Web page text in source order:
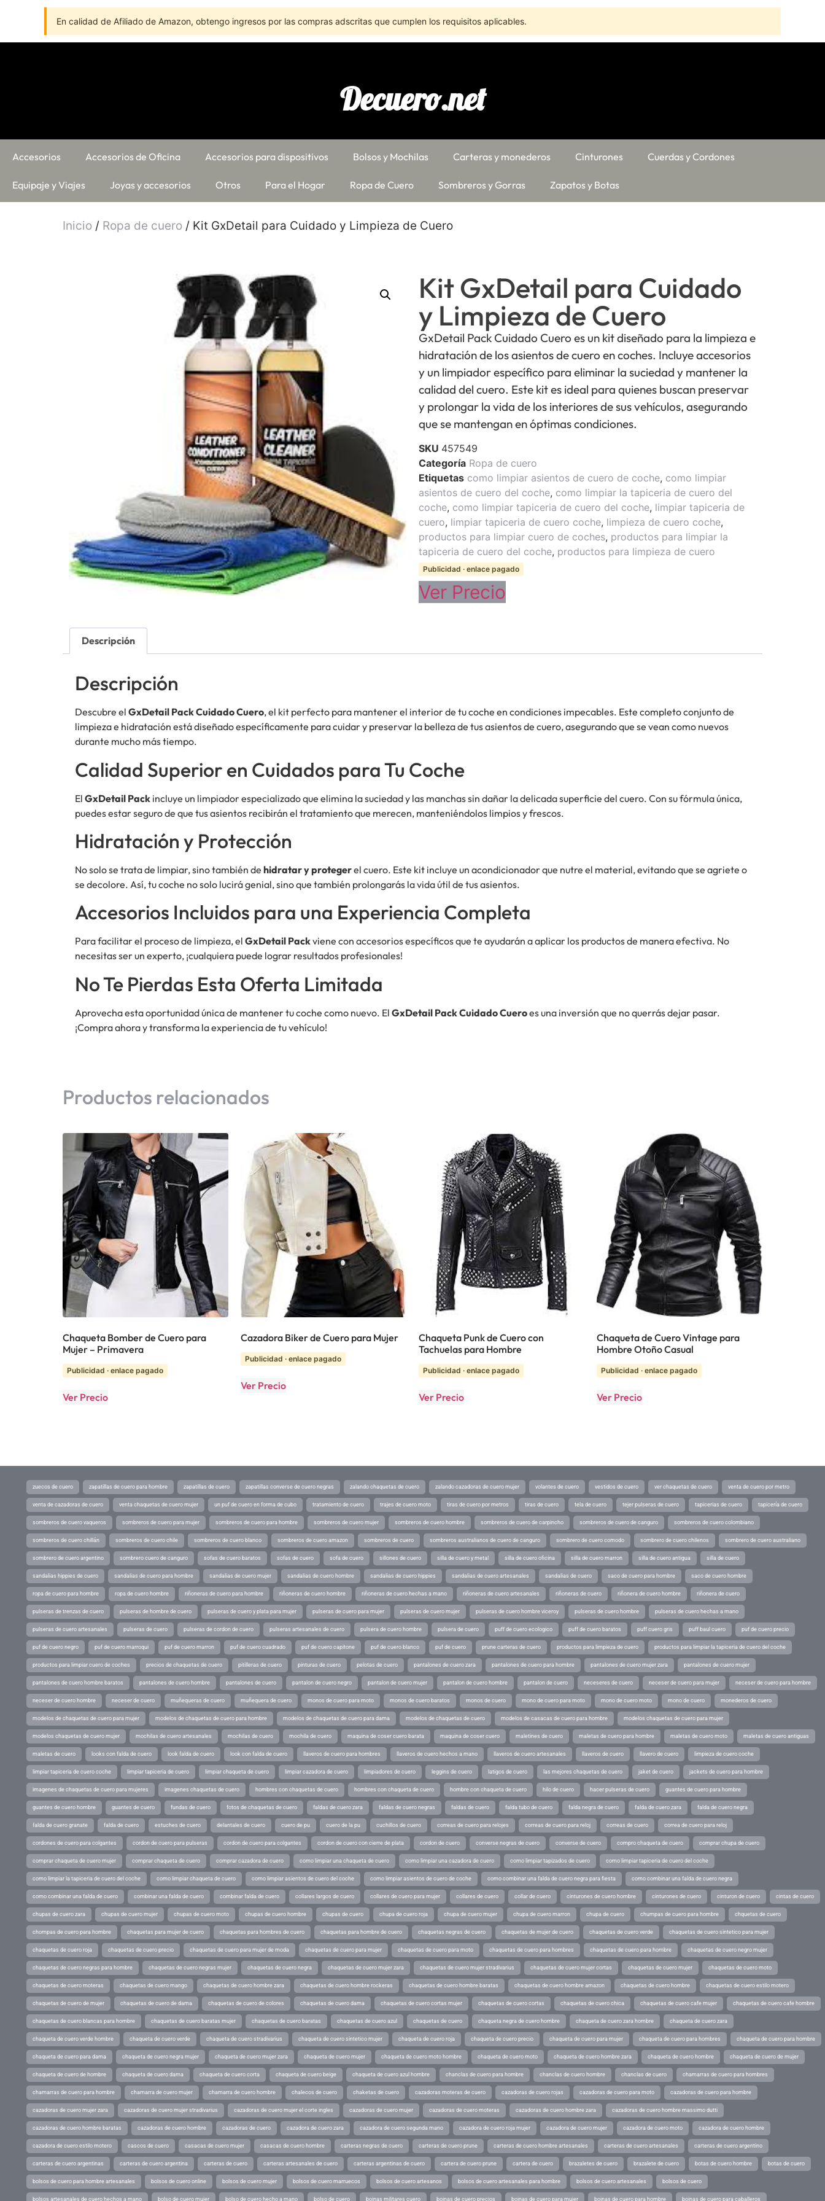
En calidad de Afiliado de Amazon, obtengo ingresos por las compras adscritas que cumplen los requisitos aplicables.
Decuero.net
Accesorios Accesorios de Oficina Accesorios para dispositivos Bolsos y Mochilas Carteras y monederos Cinturones Cuerdas y Cordones
Equipaje y Viajes Joyas y accesorios Otros Para el Hogar Ropa de Cuero Sombreros y Gorras Zapatos y Botas
Inicio / Ropa de cuero / Kit GxDetail para Cuidado y Limpieza de Cuero
Kit GxDetail para Cuidado
y Limpieza de Cuero
GxDetail Pack Cuidado Cuero es un kit diseñado para la limpieza e
hidratación de los asientos de cuero en coches. Incluye accesorios
y un limpiador específico para eliminar la suciedad y mantener la
calidad del cuero. Este kit es ideal para quienes buscan preservar
y prolongar la vida de los interiores de sus vehículos, asegurando
que se mantengan en óptimas condiciones.
SKU 457549
Categoría Ropa de cuero
Etiquetas como limpiar asientos de cuero de coche, como limpiar
asientos de cuero del coche, como limpiar la tapiceria de cuero del
coche, como limpiar tapiceria de cuero del coche, limpiar tapiceria de
cuero, limpiar tapiceria de cuero coche, limpieza de cuero coche,
productos para limpiar cuero de coches, productos para limpiar la
tapiceria de cuero del coche, productos para limpieza de cuero
Publicidad · enlace pagado
Ver Precio
Descripción
Descripción
Descubre el GxDetail Pack Cuidado Cuero, el kit perfecto para mantener el interior de tu coche en condiciones impecables. Este completo conjunto de
limpieza e hidratación está diseñado específicamente para cuidar y preservar la belleza de tus asientos de cuero, asegurando que se vean como nuevos
durante mucho más tiempo.
Calidad Superior en Cuidados para Tu Coche
El GxDetail Pack incluye un limpiador especializado que elimina la suciedad y las manchas sin dañar la delicada superficie del cuero. Con su fórmula única,
puedes estar seguro de que tus asientos recibirán el tratamiento que merecen, manteniéndolos limpios y frescos.
Hidratación y Protección
No solo se trata de limpiar, sino también de hidratar y protegerel cuero. Este kit incluye un acondicionador que nutre el material, evitando que se agriete o
se decolore. Así, tu coche no solo lucirá genial, sino que también prolongarás la vida útil de tus asientos.
Accesorios Incluidos para una Experiencia Completa
Para facilitar el proceso de limpieza, el GxDetail Packviene con accesorios específicos que te ayudarán a aplicar los productos de manera efectiva. No
necesitas ser un experto, ¡cualquiera puede lograr resultados profesionales!
No Te Pierdas Esta Oferta Limitada
Aprovecha esta oportunidad única de mantener tu coche como nuevo. El GxDetail Pack Cuidado Cueroes una inversión que no querrás dejar pasar.
¡Compra ahora y transforma la experiencia de tu vehículo!
Productos relacionados
Chaqueta Bomber de Cuero para
Mujer – Primavera
Publicidad · enlace pagado
Ver Precio
Cazadora Biker de Cuero para Mujer
Publicidad · enlace pagado
Ver Precio
Chaqueta Punk de Cuero con
Tachuelas para Hombre
Publicidad · enlace pagado
Ver Precio
Chaqueta de Cuero Vintage para
Hombre Otoño Casual
Publicidad · enlace pagado
Ver Precio
zuecos de cuero zapatillas de cuero para hombre zapatillas de cuero zapatillas converse de cuero negras zalando chaquetas de cuero zalando cazadoras de cuero mujer volantes de cuero vestidos de cuero ver chaquetas de cuero venta de cuero por metro
venta de cazadoras de cuero venta chaquetas de cuero mujer un puf de cuero en forma de cubo tratamiento de cuero trajes de cuero moto tiras de cuero por metros tiras de cuero tela de cuero tejer pulseras de cuero tapicerias de cuero tapicería de cuero
sombreros de cuero vaqueros sombreros de cuero para mujer sombreros de cuero para hombre sombreros de cuero mujer sombreros de cuero hombre sombreros de cuero de carpincho sombreros de cuero de canguro sombreros de cuero colombiano
sombreros de cuero chillán sombreros de cuero chile sombreros de cuero blanco sombreros de cuero amazon sombreros de cuero sombreros australianos de cuero de canguro sombrero de cuero comodo sombrero de cuero chilenos sombrero de cuero australiano
sombrero de cuero argentino sombrero cuero de canguro sofas de cuero baratos sofas de cuero sofa de cuero sillones de cuero silla de cuero y metal silla de cuero oficina silla de cuero marron silla de cuero antigua silla de cuero
sandalias hippies de cuero sandalias de cuero para hombre sandalias de cuero mujer sandalias de cuero hombre sandalias de cuero hippies sandalias de cuero artesanales sandalias de cuero saco de cuero para hombre saco de cuero hombre
ropa de cuero para hombre ropa de cuero hombre riñoneras de cuero para hombre riñoneras de cuero hombre riñoneras de cuero hechas a mano riñoneras de cuero artesanales riñoneras de cuero riñonera de cuero hombre riñonera de cuero
pulseras de trenzas de cuero pulseras de hombre de cuero pulseras de cuero y plata para mujer pulseras de cuero para mujer pulseras de cuero mujer pulseras de cuero hombre viceroy pulseras de cuero hombre pulseras de cuero hechas a mano
pulseras de cuero artesanales pulseras de cuero pulseras de cordon de cuero pulseras artesanales de cuero pulsera de cuero hombre pulsera de cuero puff de cuero ecologico puff de cuero baratos puff cuero gris puff baul cuero puf de cuero precio
puf de cuero negro puf de cuero marroqui puf de cuero marron puf de cuero cuadrado puf de cuero capitone puf de cuero blanco puf de cuero prune carteras de cuero productos para limpieza de cuero productos para limpiar la tapiceria de cuero del coche
productos para limpiar cuero de coches precios de chaquetas de cuero pitilleras de cuero pinturas de cuero pelotas de cuero pantalones de cuero zara pantalones de cuero para hombre pantalones de cuero mujer zara pantalones de cuero mujer
pantalones de cuero hombre baratos pantalones de cuero hombre pantalones de cuero pantalon de cuero negro pantalon de cuero mujer pantalon de cuero hombre pantalon de cuero neceseres de cuero neceser de cuero para mujer neceser de cuero para hombre
neceser de cuero hombre neceser de cuero muñequeras de cuero muñequera de cuero monos de cuero para moto monos de cuero baratos monos de cuero mono de cuero para moto mono de cuero moto mono de cuero monederos de cuero
modelos de chaquetas de cuero para mujer modelos de chaquetas de cuero para hombre modelos de chaquetas de cuero para dama modelos de chaquetas de cuero modelos de casacas de cuero para hombre modelos chaquetas de cuero para mujer
modelos chaquetas de cuero mujer mochilas de cuero artesanales mochilas de cuero mochila de cuero maquina de coser cuero barata maquina de coser cuero maletines de cuero maletas de cuero para hombre maletas de cuero moto maletas de cuero antiguas
maletas de cuero looks con falda de cuero look falda de cuero look con falda de cuero llaveros de cuero para hombres llaveros de cuero hechos a mano llaveros de cuero artesanales llaveros de cuero llavero de cuero limpieza de cuero coche
limpiar tapiceria de cuero coche limpiar tapiceria de cuero limpiar chaqueta de cuero limpiar cazadora de cuero limpiadores de cuero leggins de cuero latigos de cuero las mejores chaquetas de cuero jaket de cuero jackets de cuero para hombre
imagenes de chaquetas de cuero para mujeres imagenes chaquetas de cuero hombres con chaquetas de cuero hombres con chaqueta de cuero hombre con chaqueta de cuero hilo de cuero hacer pulseras de cuero guantes de cuero para hombre
guantes de cuero hombre guantes de cuero fundas de cuero fotos de chaquetas de cuero faldas de cuero zara faldas de cuero negras faldas de cuero falda tubo de cuero falda negra de cuero falda de cuero zara falda de cuero negra
falda de cuero granate falda de cuero estuches de cuero delantales de cuero cuero de pu cuero de la pu cuchillos de cuero correas de cuero para relojes correas de cuero para reloj correas de cuero correa de cuero para reloj
cordones de cuero para colgantes cordon de cuero para pulseras cordon de cuero para colgantes cordon de cuero con cierre de plata cordon de cuero converse negras de cuero converse de cuero compro chaqueta de cuero comprar chupa de cuero
comprar chaqueta de cuero mujer comprar chaqueta de cuero comprar cazadora de cuero como limpiar una chaqueta de cuero como limpiar una cazadora de cuero como limpiar tapizados de cuero como limpiar tapiceria de cuero del coche
como limpiar la tapiceria de cuero del coche como limpiar chaqueta de cuero como limpiar asientos de cuero del coche como limpiar asientos de cuero de coche como combinar una falda de cuero negra para fiesta como combinar una falda de cuero negra
como combinar una falda de cuero combinar una falda de cuero combinar falda de cuero collares largos de cuero collares de cuero para mujer collares de cuero collar de cuero cinturones de cuero hombre cinturones de cuero cinturon de cuero cintas de cuero
chupas de cuero zara chupas de cuero mujer chupas de cuero moto chupas de cuero hombre chupas de cuero chupa de cuero roja chupa de cuero mujer chupa de cuero marron chupa de cuero chumpas de cuero para hombre chquetas de cuero
chompas de cuero para hombre chaquetas para mujer de cuero chaquetas para hombres de cuero chaquetas para hombre de cuero chaquetas negras de cuero chaquetas de mujer de cuero chaquetas de cuero verde chaquetas de cuero sintetico para mujer
chaquetas de cuero roja chaquetas de cuero precio chaquetas de cuero para mujer de moda chaquetas de cuero para mujer chaquetas de cuero para moto chaquetas de cuero para hombres chaquetas de cuero para hombre chaquetas de cuero negro mujer
chaquetas de cuero negras para hombre chaquetas de cuero negras mujer chaquetas de cuero negra chaquetas de cuero mujer zara chaquetas de cuero mujer stradivarius chaquetas de cuero mujer cortas chaquetas de cuero mujer chaquetas de cuero moto
chaquetas de cuero moteras chaquetas de cuero mango chaquetas de cuero hombre zara chaquetas de cuero hombre rockeras chaquetas de cuero hombre baratas chaquetas de cuero hombre amazon chaquetas de cuero hombre chaquetas de cuero estilo motero
chaquetas de cuero de mujer chaquetas de cuero de dama chaquetas de cuero de colores chaquetas de cuero dama chaquetas de cuero cortas mujer chaquetas de cuero cortas chaquetas de cuero chica chaquetas de cuero cafe mujer chaquetas de cuero cafe hombre
chaquetas de cuero blancas para hombre chaquetas de cuero baratas mujer chaquetas de cuero baratas chaquetas de cuero azul chaquetas de cuero chaqueta negra de cuero hombre chaqueta de cuero zara hombre chaqueta de cuero zara
chaqueta de cuero verde hombre chaqueta de cuero verde chaqueta de cuero stradivarius chaqueta de cuero sintetico mujer chaqueta de cuero roja chaqueta de cuero precio chaqueta de cuero para mujer chaqueta de cuero para hombres chaqueta de cuero para hombre
chaqueta de cuero para dama chaqueta de cuero negra mujer chaqueta de cuero mujer zara chaqueta de cuero mujer chaqueta de cuero moto hombre chaqueta de cuero moto chaqueta de cuero hombre zara chaqueta de cuero hombre chaqueta de cuero de mujer
chaqueta de cuero de hombre chaqueta de cuero dama chaqueta de cuero corta chaqueta de cuero beige chaqueta de cuero azul hombre chanclas de cuero para hombre chanclas de cuero hombre chanclas de cuero chamarras de cuero para hombres
chamarras de cuero para hombre chamarra de cuero mujer chamarra de cuero hombre chalecos de cuero chaketas de cuero cazadoras moteras de cuero cazadoras de cuero rojas cazadoras de cuero para moto cazadoras de cuero para hombre
cazadoras de cuero mujer zara cazadoras de cuero mujer stradivarius cazadoras de cuero mujer el corte ingles cazadoras de cuero mujer cazadoras de cuero moteras cazadoras de cuero hombre zara cazadoras de cuero hombre massimo dutti
cazadoras de cuero hombre baratas cazadoras de cuero hombre cazadoras de cuero cazadora de cuero zara cazadora de cuero segunda mano cazadora de cuero roja mujer cazadora de cuero mujer cazadora de cuero moto cazadora de cuero hombre
cazadora de cuero estilo motero cascos de cuero casacas de cuero mujer casacas de cuero hombre carteras negras de cuero carteras de cuero prune carteras de cuero hombre artesanales carteras de cuero artesanales carteras de cuero argentino
carteras de cuero argentinas carteras de cuero argentina carteras de cuero carteras artesanales de cuero carteras argentinas de cuero cartera de cuero prune cartera de cuero brazaletes de cuero brazalete de cuero botas de cuero hombre botas de cuero
bolsos de cuero para hombre artesanales bolsos de cuero online bolsos de cuero mujer bolsos de cuero marruecos bolsos de cuero artesanos bolsos de cuero artesanales para hombre bolsos de cuero artesanales bolsos de cuero
bolsos artesanales de cuero hechos a mano bolso de cuero mujer bolso de cuero hecho a mano bolso de cuero boinas militares cuero boinas de cuero precios boinas de cuero para mujer boinas de cuero para hombre boinas de cuero para caballeros